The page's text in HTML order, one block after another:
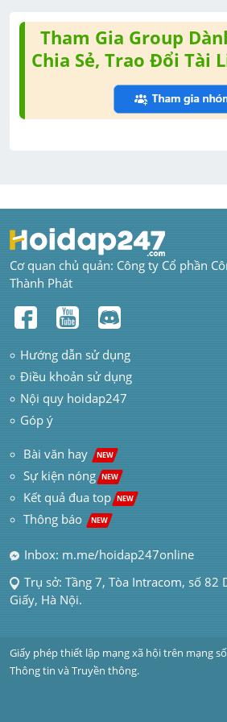
Tham Gia Group
Chia Sẻ, Trao Đổi Tài
Cơ quan chủ quản: Công ty Cổ phần
Thành Phát
Hướng dẫn sử dụng
Điều khoản sử dụng
Nội quy hoidap247
Góp ý
Bài văn hay NEW
Sự kiện nóng NEW
Kết quả đua top NEW
Thông báo NEW
Inbox: m.me/hoidap247online
Trụ sở: Tầng 7, Tòa Intracom, số 82
Giấy, Hà Nội.
Giấy phép thiết lập mạng xã hội trên mạng số
Thông tin và Truyền thông.